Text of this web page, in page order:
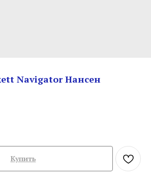
Navigator Нансен
Купить